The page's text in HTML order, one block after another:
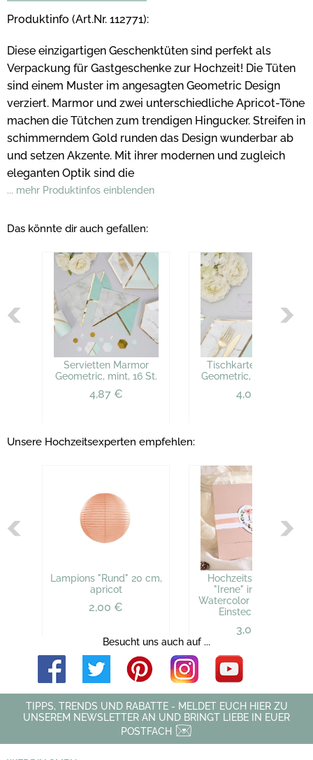
Produktinfo (Art.Nr. 112771):
Diese einzigartigen Geschenktüten sind perfekt als
Verpackung für Gastgeschenke zur Hochzeit! Die Tüten
sind einem Muster im angesagten Geometric Design
verziert. Marmor und zwei unterschiedliche Apricot-Töne
machen die Tütchen zum trendigen Hingucker. Streifen in
schimmerndem Gold runden das Design wunderbar ab
und setzen Akzente. Mit ihrer modernen und zugleich
eleganten Optik sind die
... mehr Produktinfos einblenden
Das könnte dir auch gefallen:
Servietten Marmor
Geometric, mint, 16 St.
4,87 €
Tischkarten Marmor
Geometric, mint, 10 St.
4,05 €
Unsere Hochzeitsexperten empfehlen:
Lampions "Rund" 20 cm,
apricot
2,00 €
Hochzeitseinladung
"Irene" in apricot,
Watercolor mit Blumen,
Einsteckkarten
3,03 €
Besucht uns auch auf ...
TIPPS, TRENDS UND RABATTE - MELDET EUCH HIER ZU
UNSEREM NEWSLETTER AN UND BRINGT LIEBE IN EUER
POSTFACH